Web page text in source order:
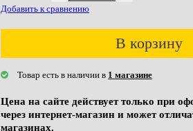
Добавить к сравнению
В корзину
Товар есть в наличии в 1 магазине
Цена на сайте действует только при
через интернет-магазин и может
магазинах.